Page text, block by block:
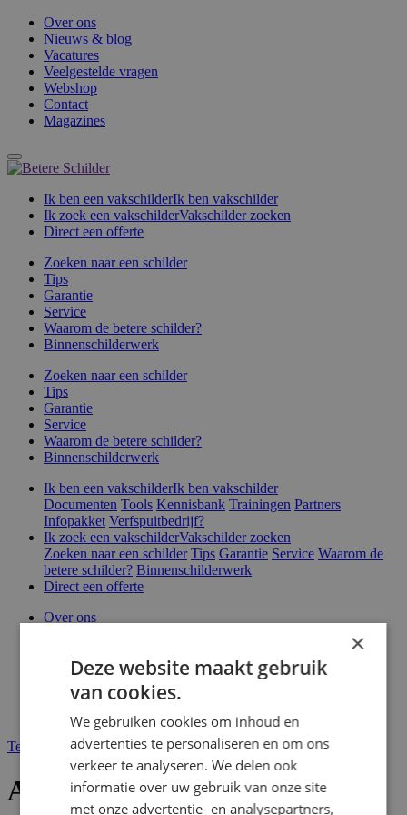
Over ons
Nieuws & blog
Vacatures
Veelgestelde vragen
Webshop
Contact
Magazines
Ik ben een vakschilderIk ben vakschilder
Ik zoek een vakschilderVakschilder zoeken
Direct een offerte
Zoeken naar een schilder
Tips
Garantie
Service
Waarom de betere schilder?
Binnenschilderwerk
Zoeken naar een schilder
Tips
Garantie
Service
Waarom de betere schilder?
Binnenschilderwerk
Ik ben een vakschilderIk ben vakschilder
Documenten Tools Kennisbank Trainingen Partners
Infopakket Verfspuitbedrijf?
Ik zoek een vakschilderVakschilder zoeken
Zoeken naar een schilder Tips Garantie Service Waarom de
betere schilder? Binnenschilderwerk
Direct een offerte
Over ons
Veelgestelde vragen
Contact
Magazines
Terug naar Tips
Afbladderen van verf
×
Deze website maakt gebruik
van cookies.
We gebruiken cookies om inhoud en
advertenties te personaliseren en om ons
verkeer te analyseren. We delen ook
informatie over uw gebruik van onze site
met onze advertentie- en analysepartners,